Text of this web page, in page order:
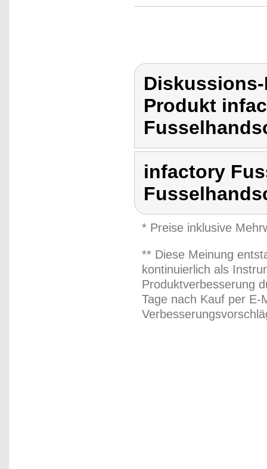
Produkt
infactory
* Preise inklusive
** Diese Meinung
kontinuierlich als
Produktverbesserung
Tage nach Kauf per E-